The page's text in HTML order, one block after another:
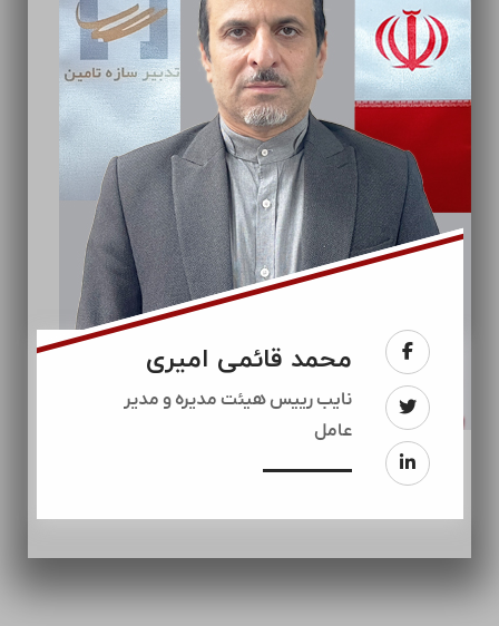
محمد قائمی امیری
نایب رییس هیئت مدیره و مدیر
عامل